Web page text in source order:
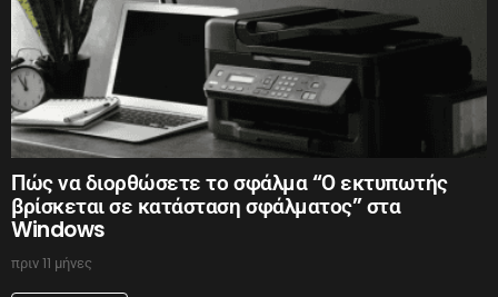
Πώς να διορθώσετε το σφάλμα “Ο εκτυπωτής
βρίσκεται σε κατάσταση σφάλματος” στα
Windows
πριν 11 μήνες